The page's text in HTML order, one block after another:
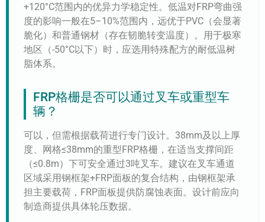
+120°C范围内的优异力学稳定性。低温对FRP弯曲强
度的影响一般在5–10%范围内，远优于PVC（会显著
脆化）和普通钢材（存在韧脆转变温度）。用于极寒
地区（-50°C以下）时，应选用特殊配方的耐低温树
脂体系。
FRP格栅是否可以通过叉车或重型车
辆？
可以，但需根据载荷进行专门设计。38mm及以上厚
度、网格≤38mm的重型FRP格栅，在适当支撑间距
（≤0.8m）下可安全通过3吨叉车。建议在叉车通道
区域采用钢框架+FRP面板的复合结构，由钢框架承
担主要载荷，FRP面板提供防腐蚀表面。设计前应向
制造商提供具体轮压数据。